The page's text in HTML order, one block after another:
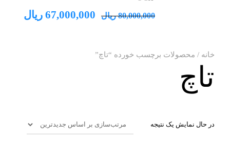
خانه / محصولات برچسب خورده “تاچ”
تاچ
در حال نمایش یک نتیجه
80,000,000 ریال
قیمت
67,000,000 ریال